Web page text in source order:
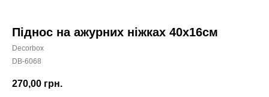
Піднос на ажурних ніжках 40х16см
Decorbox
DB-6068
270,00 грн.